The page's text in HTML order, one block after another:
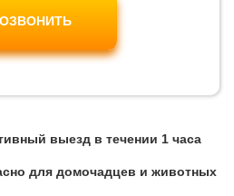
выезд в течении 1 часа
для домочадцев и животных